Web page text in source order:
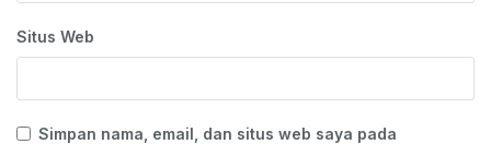
Situs Web
Simpan nama, email, dan situs web saya pada